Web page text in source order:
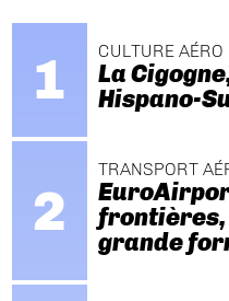
CULTURE AÉRO
La
Hispano-
TRANSPORT
frontières,
grande